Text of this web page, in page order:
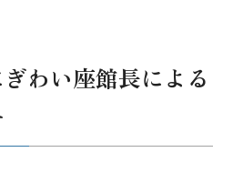
ぎわい座館長による